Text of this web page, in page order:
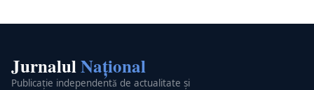
JurnalulNațional
Publicație independentă de actualitate și